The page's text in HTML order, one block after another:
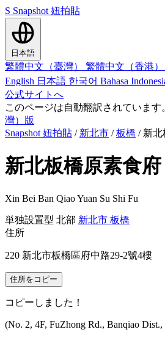
S Snapshot 妞拍貼
日本語
繁體中文（臺灣） 繁體中文（香港）
English 日本語 한국어 Bahasa
公式サイトへ
このページは自動翻訳されています
灣）版
Snapshot 妞拍貼 / 新北市 / 板橋 / 新北
新北板橋原素食府
Xin Bei Ban Qiao Yuan Su Shi Fu
単独設置型 北部 新北市 板橋
住所
220 新北市板橋區府中路29-2號4樓
住所をコピー
コピーしました！
(No. 2, 4F, FuZhong Rd., Banqiao